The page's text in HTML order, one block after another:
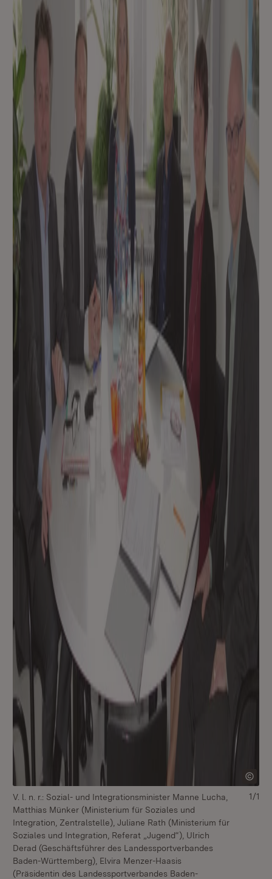
V. l. n. r.: Sozial- und Integrationsminister Manne Lucha,
Matthias Münker (Ministerium für Soziales und
Integration, Zentralstelle), Juliane Rath (Ministerium für
Soziales und Integration, Referat „Jugend“), Ulrich
Derad (Geschäftsführer des Landessportverbandes
Baden-Württemberg), Elvira Menzer-Haasis
(Präsidentin des Landessportverbandes Baden-
1/1